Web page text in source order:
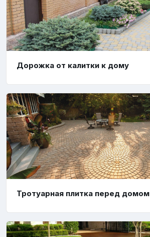
Дорожка от калитки к дому
Тротуарная плитка перед домом